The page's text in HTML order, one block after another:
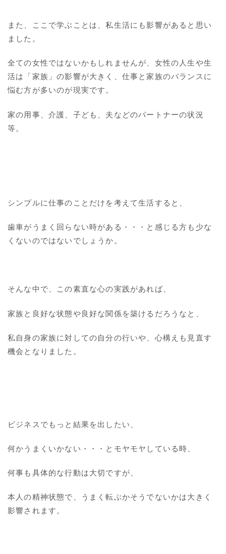
また、ここで学ぶことは、私生活にも影響があると思い
ました。
全ての女性ではないかもしれませんが、女性の人生や生
活は「家族」の影響が大きく、仕事と家族のバランスに
悩む方が多いのが現実です。
家の用事、介護、子ども、夫などのパートナーの状況
等。
シンプルに仕事のことだけを考えて生活すると、
歯車がうまく回らない時がある・・・と感じる方も少な
くないのではないでしょうか。
そんな中で、この素直な心の実践があれば、
家族と良好な状態や良好な関係を築けるだろうなと、
私自身の家族に対しての自分の行いや、心構えも見直す
機会となりました。
ビジネスでもっと結果を出したい、
何かうまくいかない・・・とモヤモヤしている時、
何事も具体的な行動は大切ですが、
本人の精神状態で、うまく転ぶかそうでないかは大きく
影響されます。